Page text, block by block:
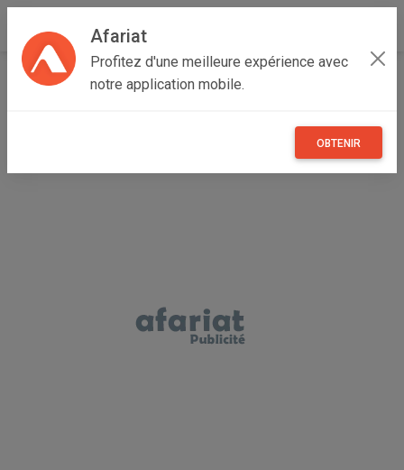
Afariat
Profitez d'une meilleure expérience avec
notre application mobile.
OBTENIR
Accueil Immobilier Cap bon - Sahel